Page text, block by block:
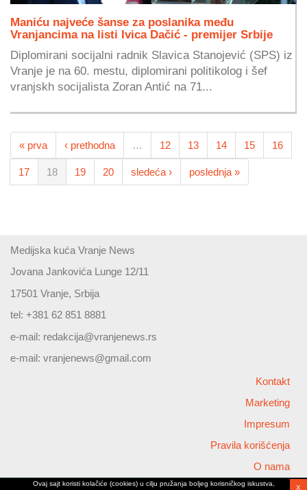
Maniću najveće šanse za poslanika među
Vranjancima na listi Ivica Dačić - premijer Srbije
Diplomirani socijalni radnik Slavica Stanojević (SPS) iz
Vranje je na 60. mestu, diplomirani politikolog i šef
vranjskh socijalista Zoran Antić na 71...
« prva ‹ prethodna … 12 13 14 15 16
17 18 19 20 sledeća › poslednja »
Medijska kuća Vranje News
Jovana Jankovića Lunge 12/11
17501 Vranje, Srbija
tel: +381 62 851 8881
e-mail: redakcija@vranjenews.rs
e-mail: vranjenews@gmail.com
Kontakt
Marketing
Impresum
Pravila korišćenja
O nama
Ovaj sajt koristi kolačiće (cookies) u cilju pružanja boljeg korisničkog iskustva,
X